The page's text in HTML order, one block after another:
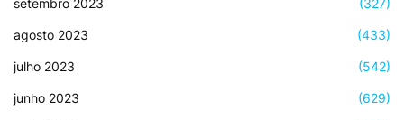
agosto 2023 (433)
julho 2023 (542)
junho 2023 (629)